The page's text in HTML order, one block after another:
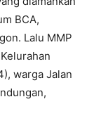
BCA,
Lalu MMP
warga Jalan